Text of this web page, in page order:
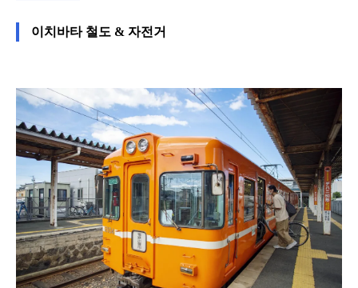
이치바타 철도 & 자전거